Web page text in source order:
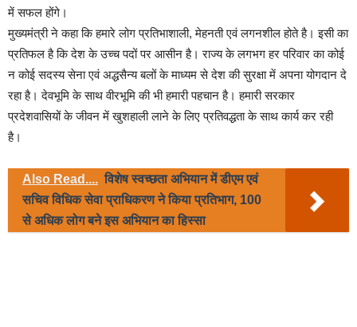
में सफल होंगे।
मुख्यमंत्री ने कहा कि हमारे लोग प्रतिभाशाली, मेहनती एवं लगनशील होते है। इसी का
प्रतिफल है कि देश के उच्च पदों पर आसीन है। राज्य के लगभग हर परिवार का कोई
न कोई सदस्य सेना एवं अद्धसैन्य बलों के माध्यम से देश की सुरक्षा में अपना योगदान दे
रहा है। देवभूमि के साथ वीरभूमि की भी हमारी पहचान है। हमारी सरकार
प्रदेशवासियों के जीवन में खुशहाली लाने के लिए प्रतिवद्धता के साथ कार्य कर रही
है।
Also Read.... विशेष स्वच्छता अभियान में डीएम एवं
सचिव विधिक सेवा प्राधिकरण ने किया प्रतिभाग, 100
से अधिक लोग बने इस अभियान का हिस्सा